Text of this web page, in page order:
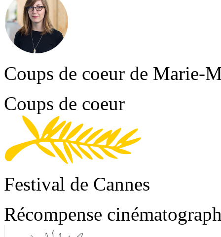
Coups de coeur de Marie-
Coups de coeur
Festival de Cannes
Récompense